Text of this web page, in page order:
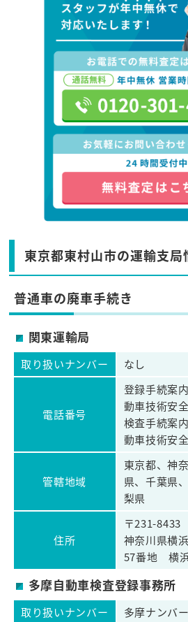
東京都東村山市の運輸支局
普通車の廃車手続き
関東運輸局
取り扱いナンバー なし
電話番号
登録手続案
動車技術安
検査手続案
動車技術安
管轄地域
東京都、神
県、千葉県
梨県
住所
〒231-8433
神奈川県横
57番地 横
多摩自動車検査登録事務所
取り扱いナンバー
多摩ナンバー